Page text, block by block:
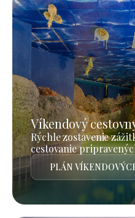
Víkendový
Rýchle zostavenie
cestovanie
PLÁN